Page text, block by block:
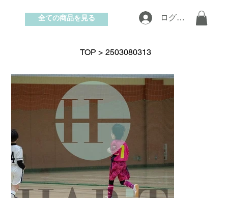
お問い合わせ
ログイン
全ての商品を見る
TOP > 2503080313